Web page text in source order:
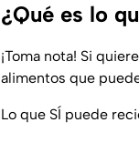
¿Qué es lo
¡Toma nota! Si
alimentos que
Lo que SÍ puede